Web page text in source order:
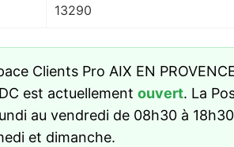
13290
Clients Pro AIX EN
est actuellement ouvert. La
au vendredi de 08h30 à
et dimanche.